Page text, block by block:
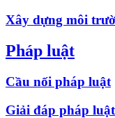
Xây dựng môi
Pháp luật
Cầu nối pháp luật
Giải đáp pháp luật